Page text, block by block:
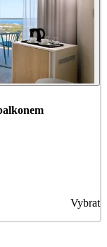
Vybrat